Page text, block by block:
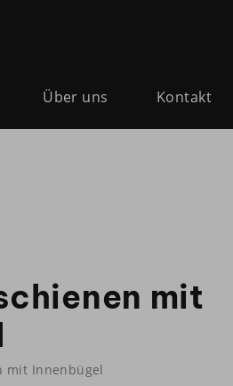
Über uns Kontakt
mit
mit Innenbügel